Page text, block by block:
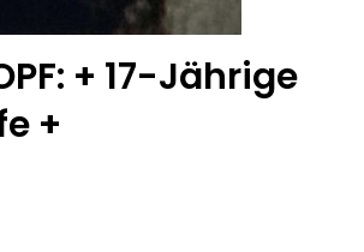
+ 17-Jährige
+